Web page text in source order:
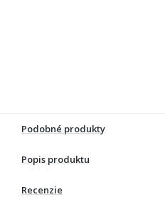
Podobné produkty
Popis produktu
Recenzie